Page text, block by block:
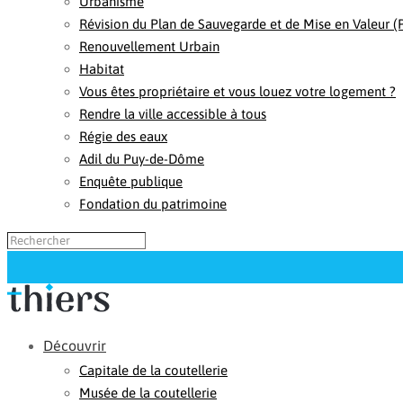
Révision du Plan de Sauvegarde et de Mise en Valeur
Renouvellement Urbain
Habitat
Vous êtes propriétaire et vous louez votre logement ?
Rendre la ville accessible à tous
Régie des eaux
Adil du Puy-de-Dôme
Enquête publique
Fondation du patrimoine
Découvrir
Capitale de la coutellerie
Musée de la coutellerie